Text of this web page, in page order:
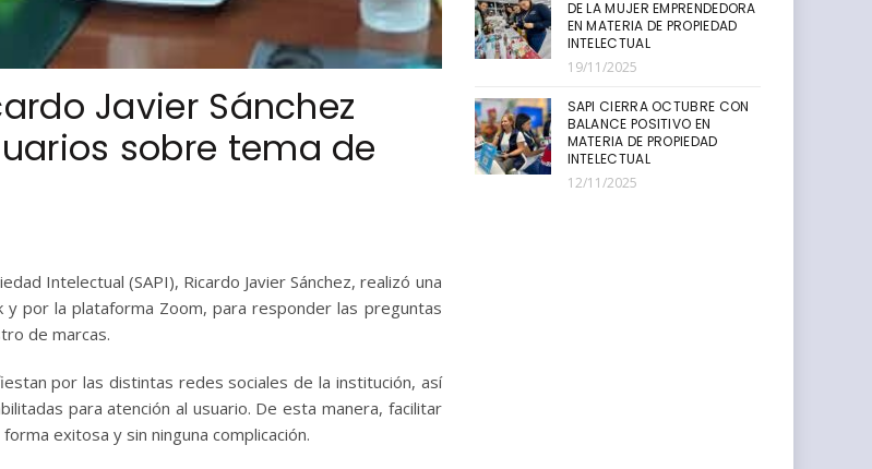
Javier Sánchez
sobre tema de
Intelectual (SAPI), Ricardo Javier Sánchez, realizó una
por la plataforma Zoom, para responder las preguntas
de marcas.
por las distintas redes sociales de la institución, así
para atención al usuario. De esta manera, facilitar
exitosa y sin ninguna complicación.
DE LA MUJER EMPRENDEDORA
EN MATERIA DE PROPIEDAD
INTELECTUAL
19/11/2025
SAPI CIERRA OCTUBRE CON
BALANCE POSITIVO EN
MATERIA DE PROPIEDAD
INTELECTUAL
12/11/2025